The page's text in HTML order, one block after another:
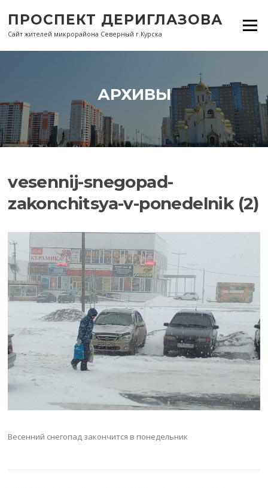
содержанию
ПРОСПЕКТ ДЕРИГЛАЗОВА
Сайт жителей микрорайона Северный г.Курска
Меню
АРХИВЫ
vesennij-snegopad-
zakonchitsya-v-ponedelnik (2)
Весенний снегопад закончится в понедельник